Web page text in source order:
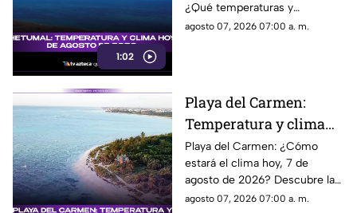
1:02
¿Qué temperaturas y
condiciones meteorológicas te
agosto 07, 2026 07:00 a. m.
Playa del Carmen:
Temperatura y clima
hoy 7 de agosto de
2026.
Playa del Carmen: ¿Cómo
estará el clima hoy, 7 de
agosto de 2026? Descubre la
temperatura actual y las
agosto 07, 2026 07:00 a. m.